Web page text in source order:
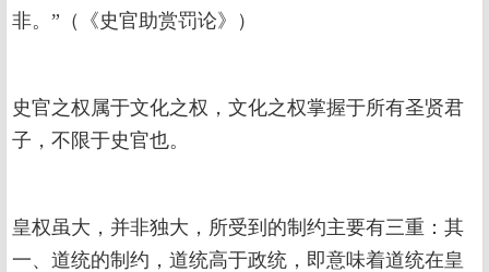
非。”（《史官助赏罚论》）
史官之权属于文化之权，文化之权掌握于所有圣贤君
子，不限于史官也。
皇权虽大，并非独大，所受到的制约主要有三重：其
一、道统的制约，道统高于政统，即意味着道统在皇